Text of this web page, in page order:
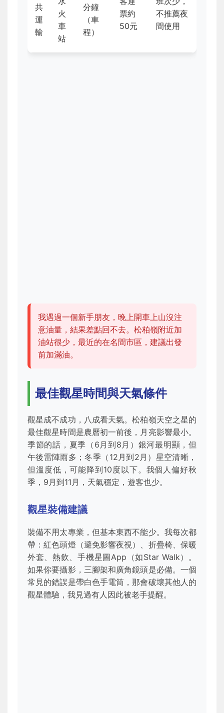
共
運
輸
火
車
站
分鐘
（車
程）
票約
50元
不推薦夜
間使用
我遇過一個新手朋友，晚上開車上山沒注
意油量，結果差點回不去。松柏嶺附近加
油站很少，最近的在名間市區，建議出發
前加滿油。
最佳觀星時間與天氣條件
觀星成不成功，八成看天氣。松柏嶺天空之星的
最佳觀星時間是農曆初一前後，月亮影響最小。
季節的話，夏季（6月到8月）銀河最明顯，但
午後雷陣雨多；冬季（12月到2月）星空清晰，
但溫度低，可能降到10度以下。我個人偏好秋
季，9月到11月，天氣穩定，遊客也少。
觀星裝備建議
裝備不用太專業，但基本東西不能少。我每次都
帶：紅色頭燈（避免影響夜視）、折疊椅、保暖
外套、熱飲、手機星圖App（如Star Walk）。
如果你要攝影，三腳架和廣角鏡頭是必備。一個
常見的錯誤是帶白色手電筒，那會破壞其他人的
觀星體驗，我見過有人因此被老手提醒。